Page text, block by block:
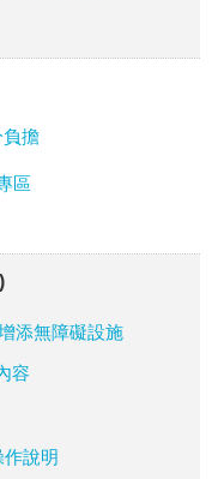
負擔
區
添無障礙設施
容
作說明